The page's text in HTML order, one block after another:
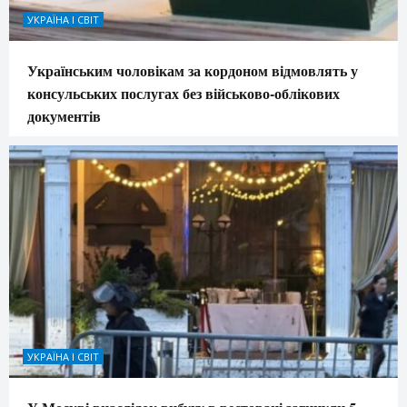
УКРАЇНА І СВІТ
Українським чоловікам за кордоном відмовлять у
консульських послугах без військово-облікових
документів
УКРАЇНА І СВІТ